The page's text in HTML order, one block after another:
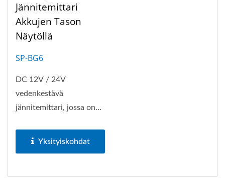
Jännitemittari
Akkujen Tason
Näytöllä
SP-BG6
DC 12V / 24V
vedenkestävä
jännitemittari, jossa on
Yksityiskohdat